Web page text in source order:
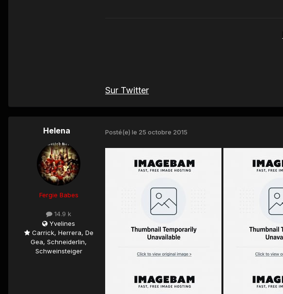
Sur Twitter
Helena
Fergie Babes
14.9 k
Yvelines
Carrick, Herrera, De
Gea, Schneiderlin,
Schweinsteiger
Posté(e) le 25 octobre 2015